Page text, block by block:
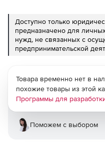
Доступно только
предназначено для
нужд, не связанных с
предпринимательской
Товара временно нет в
похожие товары из этой
Программы для
Поможем с выбором